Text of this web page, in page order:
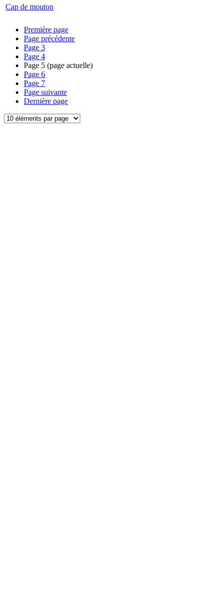
Cap de mouton
Première page
Page précédente
Page 3
Page 4
Page 5 (page actuelle)
Page 6
Page 7
Page suivante
Dernière page